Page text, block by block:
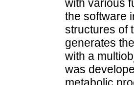
with various
the software
structures of
generates
with a
was